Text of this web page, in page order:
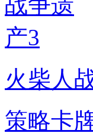
火柴人
策略卡